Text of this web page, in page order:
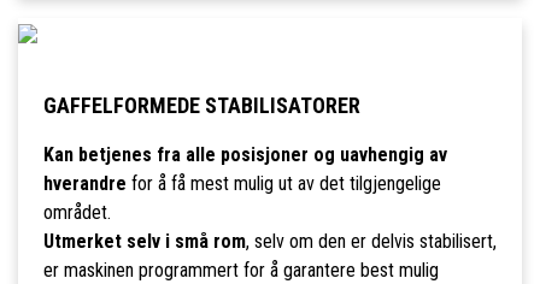
GAFFELFORMEDE STABILISATORER
Kan betjenes fra alle posisjoner og uavhengig av
hverandre for å få mest mulig ut av det tilgjengelige
området.
Utmerket selv i små rom, selv om den er delvis stabilisert,
er maskinen programmert for å garantere best mulig